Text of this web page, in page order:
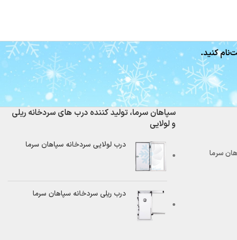
کنید.
سپاهان سرما، تولید کننده درب های سردخانه ریلی
و لولایی
درب لولایی سردخانه سپاهان سرما
درب ریلی سردخانه سپاهان سرما